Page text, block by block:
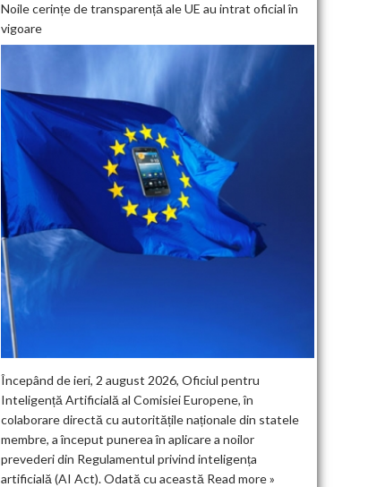
Noile cerințe de transparență ale UE au intrat oficial în
vigoare
Începând de ieri, 2 august 2026, Oficiul pentru
Inteligență Artificială al Comisiei Europene, în
colaborare directă cu autoritățile naționale din statele
membre, a început punerea în aplicare a noilor
prevederi din Regulamentul privind inteligența
artificială (AI Act). Odată cu această Read more »